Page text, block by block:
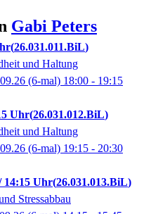
Gabi Peters
26.031.011.BiL
und Haltung
(6-mal) 18:00 - 19:15
Uhr 26.031.012.BiL
und Haltung
(6-mal) 19:15 - 20:30
14:15 Uhr 26.031.013.BiL
Stressabbau